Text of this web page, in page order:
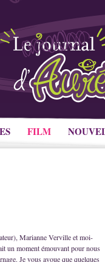
FILM
Marianne Verville et moi-
un moment émouvant pour nous
Je vous avoue que quelques